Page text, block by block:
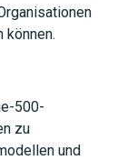
500-
zu
und